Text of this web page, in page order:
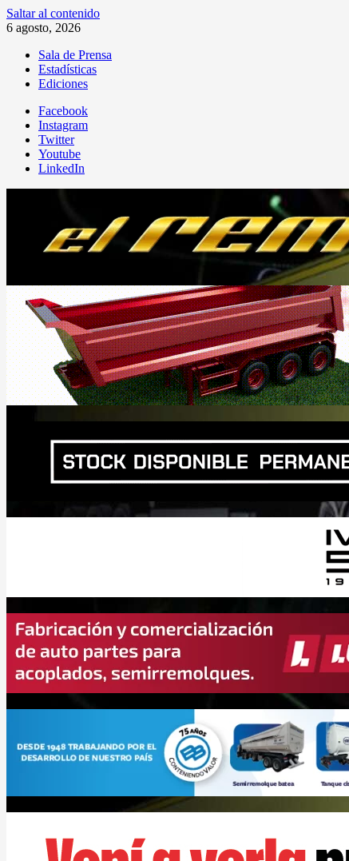
Saltar al contenido
6 agosto, 2026
Sala de Prensa
Estadísticas
Ediciones
Facebook
Instagram
Twitter
Youtube
LinkedIn